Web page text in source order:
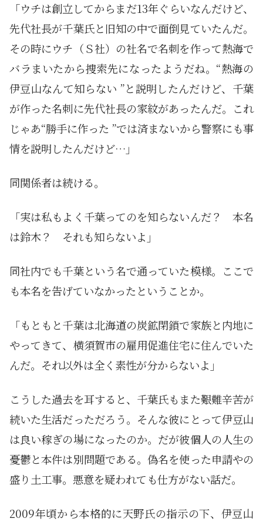
「ウチは創立してからまだ13年ぐらいなんだけど、
先代社長が千葉氏と旧知の中で面倒見ていたんだ。
その時にウチ（Ｓ社）の社名で名刺を作って熱海で
バラまいたから捜索先になったようだね。“熱海の
伊豆山なんて知らない ”と説明したんだけど、千葉
が作った名刺に先代社長の家紋があったんだ。これ
じゃあ“勝手に作った ”では済まないから警察にも事
情を説明したんだけど…」
同関係者は続ける。
「実は私もよく千葉ってのを知らないんだ？ 本名
は鈴木？ それも知らないよ」
同社内でも千葉という名で通っていた模様。ここで
も本名を告げていなかったということか。
「もともと千葉は北海道の炭鉱閉鎖で家族と内地に
やってきて、横須賀市の雇用促進住宅に住んでいた
んだ。それ以外は全く素性が分からないよ」
こうした過去を耳すると、千葉氏もまた艱難辛苦が
続いた生活だっただろう。そんな彼にとって伊豆山
は良い稼ぎの場になったのか。だが彼個人の人生の
憂鬱と本件は別問題である。偽名を使った申請やの
盛り土工事。悪意を疑われても仕方がない話だ。
2009年頃から本格的に天野氏の指示の下、伊豆山